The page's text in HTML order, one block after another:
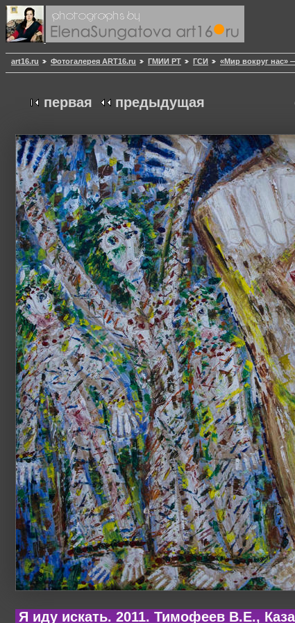
art16.ru Фотогалерея ART16.ru ГМИИ РТ ГСИ «Мир вокруг нас»
первая предыдущая
Я иду искать. 2011. Тимофеев В.Е.,